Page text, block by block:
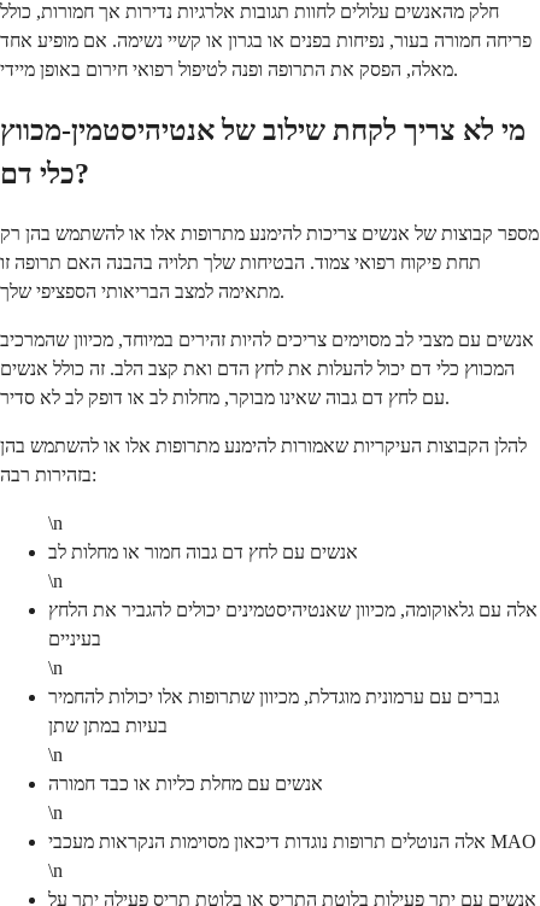
חלק מהאנשים עלולים לחוות תגובות אלרגיות נדירות אך חמורות, כולל
פריחה חמורה בעור, נפיחות בפנים או בגרון או קשיי נשימה. אם מופיע אחד
מאלה, הפסק את התרופה ופנה לטיפול רפואי חירום באופן מיידי.
מי לא צריך לקחת שילוב של אנטיהיסטמין-מכווץ
כלי דם?
מספר קבוצות של אנשים צריכות להימנע מתרופות אלו או להשתמש בהן רק
תחת פיקוח רפואי צמוד. הבטיחות שלך תלויה בהבנה האם תרופה זו
מתאימה למצב הבריאותי הספציפי שלך.
אנשים עם מצבי לב מסוימים צריכים להיות זהירים במיוחד, מכיוון שהמרכיב
המכווץ כלי דם יכול להעלות את לחץ הדם ואת קצב הלב. זה כולל אנשים
עם לחץ דם גבוה שאינו מבוקר, מחלות לב או דופק לב לא סדיר.
להלן הקבוצות העיקריות שאמורות להימנע מתרופות אלו או להשתמש בהן
בזהירות רבה:
\n
אנשים עם לחץ דם גבוה חמור או מחלות לב
\n
אלה עם גלאוקומה, מכיוון שאנטיהיסטמינים יכולים להגביר את הלחץ
בעיניים
\n
גברים עם ערמונית מוגדלת, מכיוון שתרופות אלו יכולות להחמיר
בעיות במתן שתן
\n
אנשים עם מחלת כליות או כבד חמורה
\n
אלה הנוטלים תרופות נוגדות דיכאון מסוימות הנקראות מעכבי MAO
\n
אנשים עם יתר פעילות בלוטת התריס או בלוטת תריס פעילה יתר על